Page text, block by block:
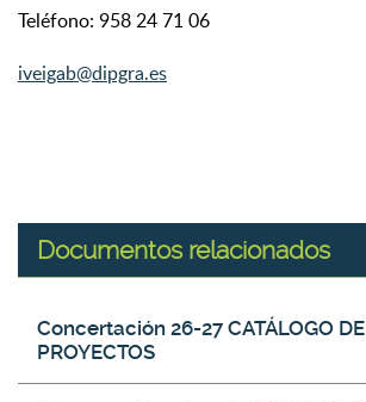
Teléfono: 958 24 71 06
iveigab@dipgra.es
Documentos relacionados
Título del fichero Tipo
Concertación 26-27 CATÁLOGO DE
PROYECTOS